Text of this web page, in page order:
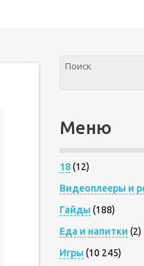
Меню
18(12)
Видеоплееры и
Гайды (188)
Еда и напитки (2)
Игры (10 245)